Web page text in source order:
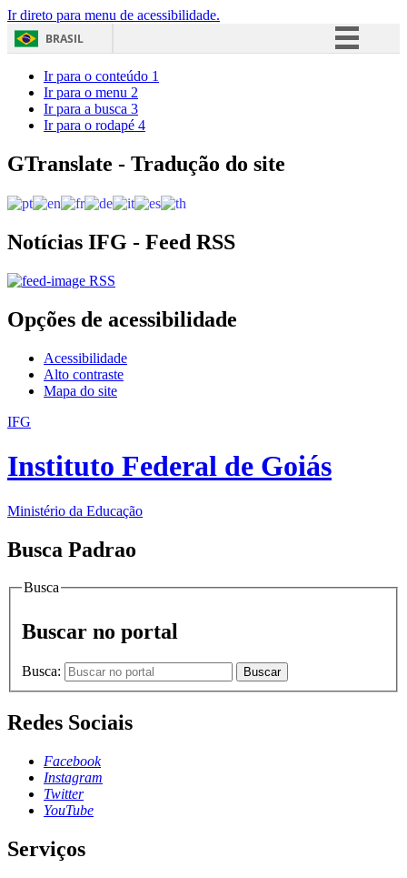
Ir direto para menu de acessibilidade.
BRASIL
Acesso à informação
Ir para o conteúdo 1
Ir para o menu 2
Ir para a busca 3
Ir para o rodapé 4
GTranslate - Tradução do site
Notícias IFG - Feed RSS
RSS
Opções de acessibilidade
Acessibilidade
Alto contraste
Mapa do site
IFG
Instituto Federal de Goiás
Ministério da Educação
Busca Padrao
Busca
Buscar no portal
Busca: Buscar
Redes Sociais
Facebook
Instagram
Twitter
YouTube
Serviços